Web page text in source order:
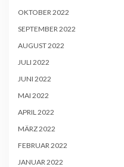
OKTOBER 2022
SEPTEMBER 2022
AUGUST 2022
JULI 2022
JUNI 2022
MAI 2022
APRIL 2022
MÄRZ 2022
FEBRUAR 2022
JANUAR 2022